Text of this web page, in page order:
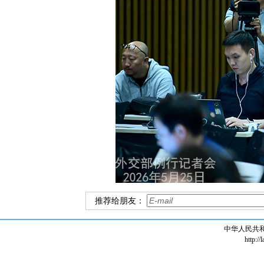
推荐给朋友：
中华人民共
http://